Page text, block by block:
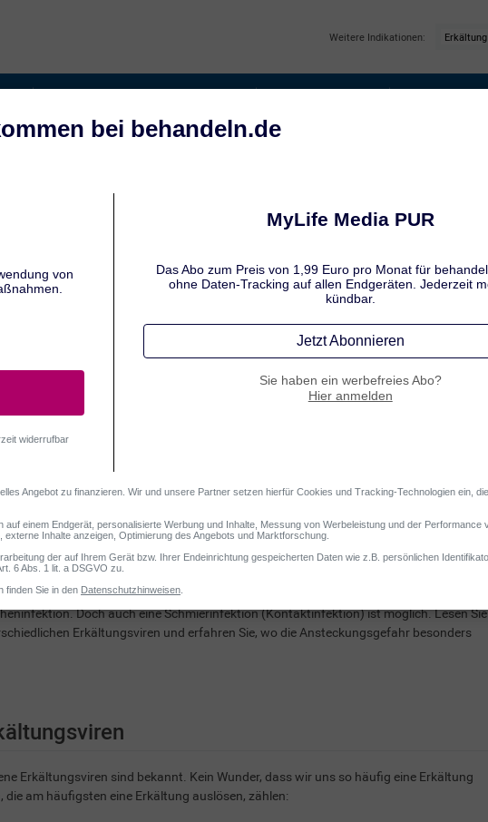
Weitere Indikationen:
Regel durch Erkältungsviren ausgelöst. Die Ansteckung erfolgt dabei zumeist über
Doch auch eine Schmierinfektion (Kontaktinfektion) ist möglich. Lesen Sie
Erkältungsviren und erfahren Sie, wo die Ansteckungsgefahr besonders
Erkältungsviren sind bekannt. Kein Wunder, dass wir uns so häufig eine Erkältung
die am häufigsten eine Erkältung auslösen, zählen: